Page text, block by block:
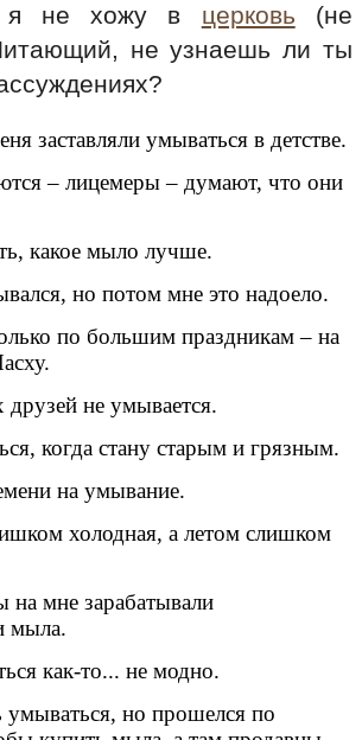
я не хожу в церковь (не
не узнаешь ли ты
заставляли умываться в детстве.
– лицемеры – думают, что они
какое мыло лучше.
но потом мне это надоело.
по большим праздникам – на
не умывается.
когда стану старым и грязным.
на умывание.
холодная, а летом слишком
на мне зарабатывали
мыла.
как-то... не модно.
умываться, но прошелся по